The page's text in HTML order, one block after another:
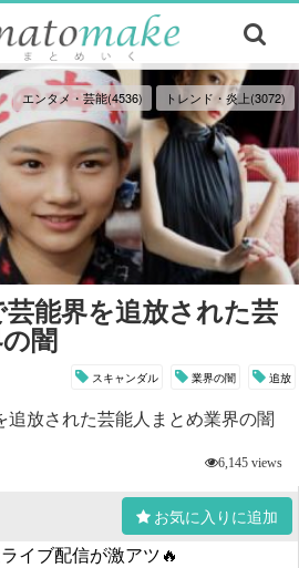
エンタメ・芸能(4536) トレンド・炎上(3072)
能界を追放された芸
闇
スキャンダル 業界の闇 追放
追放された芸能人まとめ業界の闇
6,145 views
お気に入りに追加
イブ配信が激アツ🔥